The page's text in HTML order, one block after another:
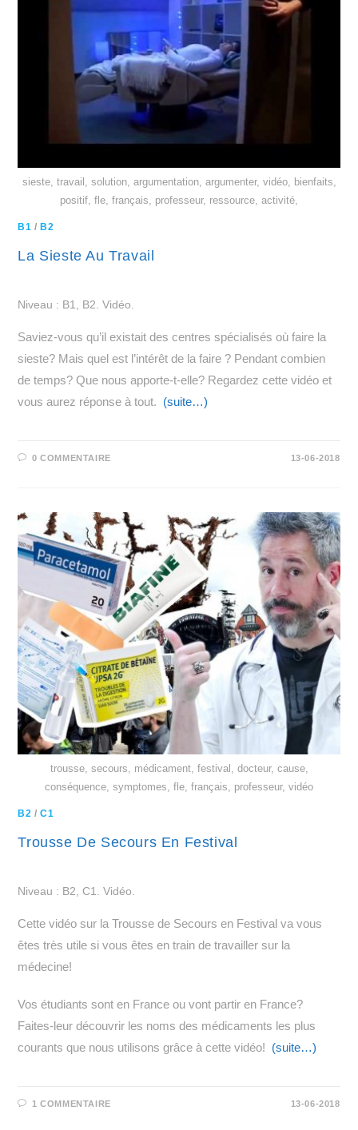
sieste, travail, solution, argumentation, argumenter, vidéo, bienfaits,
positif, fle, français, professeur, ressource, activité,
B1 / B2
La Sieste Au Travail
Niveau : B1, B2. Vidéo.
Saviez-vous qu’il existait des centres spécialisés où faire la
sieste? Mais quel est l’intérêt de la faire ? Pendant combien
de temps? Que nous apporte-t-elle? Regardez cette vidéo et
vous aurez réponse à tout. (suite…)
0 COMMENTAIRE 13-06-2018
trousse, secours, médicament, festival, docteur, cause,
conséquence, symptomes, fle, français, professeur, vidéo
B2 /C1
Trousse De Secours En Festival
Niveau : B2, C1. Vidéo.
Cette vidéo sur la Trousse de Secours en Festival va vous
êtes très utile si vous êtes en train de travailler sur la
médecine!
Vos étudiants sont en France ou vont partir en France?
Faites-leur découvrir les noms des médicaments les plus
courants que nous utilisons grâce à cette vidéo! (suite…)
1 COMMENTAIRE 13-06-2018